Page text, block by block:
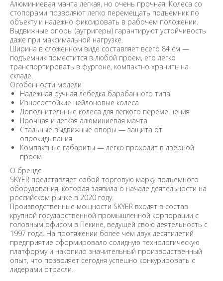
Алюминиевая мачта легкая, но очень прочная. Колеса со
стопорами позволяют легко перемещать подъемник по
объекту и надежно фиксировать в рабочем положении.
Выдвижные опоры (аутригеры) гарантируют устойчивость
даже при максимальной нагрузке.
Ширина в сложенном виде составляет всего 84 см —
подъемник поместится в любой проем, его легко
транспортировать в фургоне, компактно хранить на
складе.
Особенности модели
Надежная ручная лебедка барабанного типа
Износостойкие нейлоновые колеса
Дополнительные колеса для легкого перемещения
Прочная и легкая алюминиевая мачта
Стальные выдвижные опоры — защита от
опрокидывания
Компактные габариты — легко проходит в дверной
проем
О бренде
SKYER представляет собой торговую марку подъемного
оборудования, которая заявила о начале деятельности на
российском рынке в 2020 году.
Производственные мощности SKYER входят в состав
крупной государственной промышленной корпорации с
головным офисом в Пекине, ведущей свою деятельность с
1997 года. На протяжении более чем двух десятилетий
предприятие сформировало солидную технологическую
платформу и накопило значительный производственный
опыт, что позволяет сегодня успешно конкурировать с
лидерами отрасли.